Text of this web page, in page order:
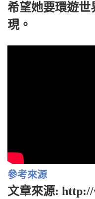
希望她要環遊世
現。
參考來源
文章來源: http://